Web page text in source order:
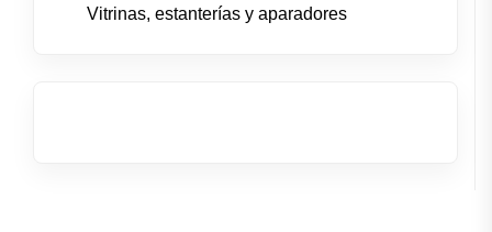
Vitrinas, estanterías y aparadores